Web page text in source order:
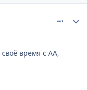
время с АА,